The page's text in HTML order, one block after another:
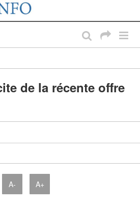
de la récente offre
A- A+